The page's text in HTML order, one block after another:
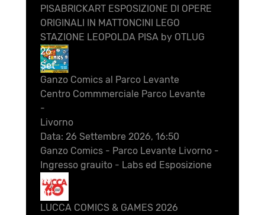
PISABRICKART ESPOSIZIONE DI OPERE
ORIGINALI IN MATTONCINI LEGO
STAZIONE LEOPOLDA PISA by OTLUG
26
Set
Ganzo Comics al Parco Levante
Centro Commmerciale Parco Levante
-
Livorno
Data: 26 Settembre 2026, 16:50
Ganzo Comics - Parco Levante Livorno -
Ingresso grauito - Labs ed Esposizione
28
Ott
LUCCA COMICS & GAMES 2026